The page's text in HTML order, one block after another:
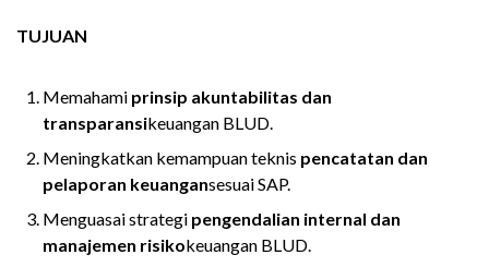
TUJUAN
Memahami prinsip akuntabilitas dan
transparansikeuangan BLUD.
Meningkatkan kemampuan teknis pencatatan dan
pelaporan keuangansesuai SAP.
Menguasai strategi pengendalian internal dan
manajemen risikokeuangan BLUD.